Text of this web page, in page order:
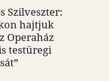
Szilveszter:
hajtjuk
Operaház
testüregi